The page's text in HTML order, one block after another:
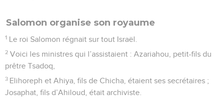
Salomon organise son royaume
1 Le roi Salomon régnait sur tout Israël.
2 Voici les ministres qui l’assistaient : Azariahou, petit-fils du
prêtre Tsadoq,
3 Elihoreph et Ahiya, fils de Chicha, étaient ses secrétaires ;
Josaphat, fils d’Ahiloud, était archiviste.